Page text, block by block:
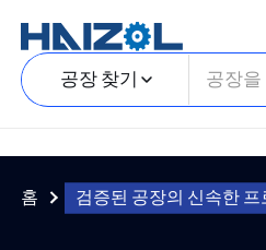
공장 찾기
홈